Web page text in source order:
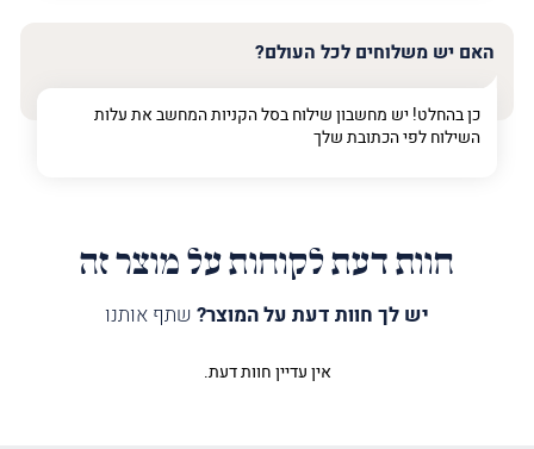
האם יש משלוחים לכל העולם?
כן בהחלט! יש מחשבון שילוח בסל הקניות המחשב את עלות
השילוח לפי הכתובת שלך
חוות דעת לקוחות על מוצר זה
יש לך חוות דעת על המוצר? שתף אותנו
אין עדיין חוות דעת.